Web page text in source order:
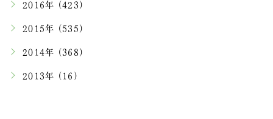
2016年 (423)
2015年 (535)
2014年 (368)
2013年 (16)